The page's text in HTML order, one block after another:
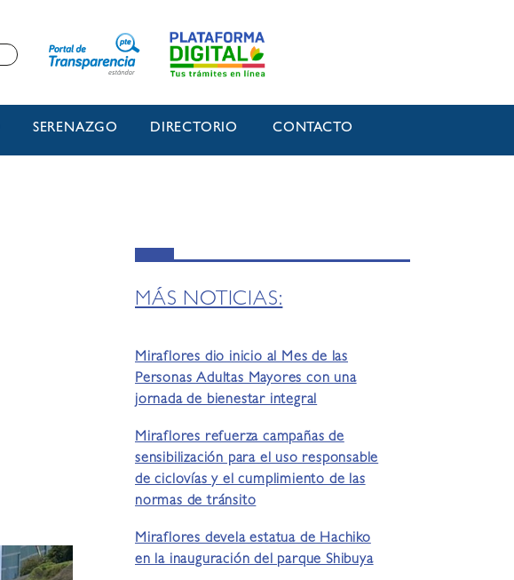
SERENAZGO DIRECTORIO CONTACTO
MÁS NOTICIAS:
Miraflores dio inicio al Mes de las
Personas Adultas Mayores con una
jornada de bienestar integral
Miraflores refuerza campañas de
sensibilización para el uso responsable
de ciclovías y el cumplimiento de las
normas de tránsito
Miraflores devela estatua de Hachiko
en la inauguración del parque Shibuya